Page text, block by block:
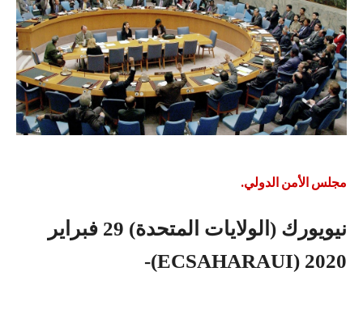
مجلس الأمن الدولي.
نيويورك (الولايات المتحدة) 29 فبراير
2020 (ECSAHARAUI)-